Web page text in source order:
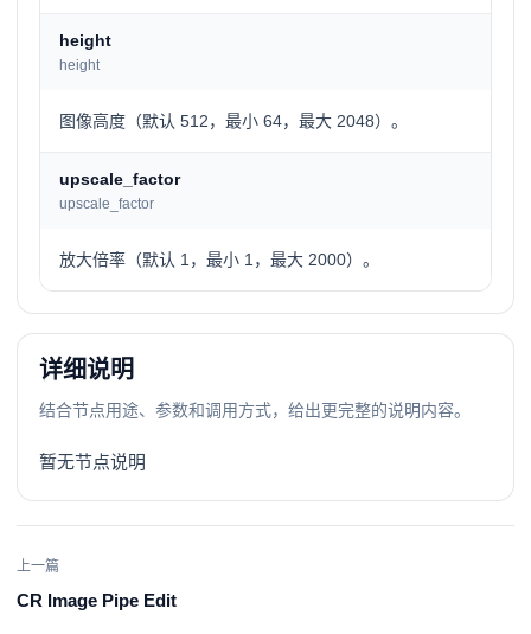
height
height
图像高度（默认 512，最小 64，最大 2048）。
upscale_factor
upscale_factor
放大倍率（默认 1，最小 1，最大 2000）。
详细说明
结合节点用途、参数和调用方式，给出更完整的说明内容。
暂无节点说明
上一篇
CR Image Pipe Edit